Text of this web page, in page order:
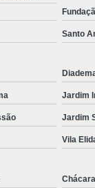
Santo
Jardim
Jardim
Vila